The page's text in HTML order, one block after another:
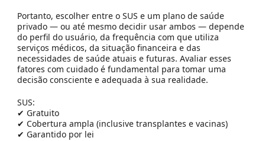
Portanto, escolher entre o SUS e um plano de saúde
privado — ou até mesmo decidir usar ambos — depende
do perfil do usuário, da frequência com que utiliza
serviços médicos, da situação financeira e das
necessidades de saúde atuais e futuras. Avaliar esses
fatores com cuidado é fundamental para tomar uma
decisão consciente e adequada à sua realidade.
SUS:
✔ Gratuito
✔ Cobertura ampla (inclusive transplantes e vacinas)
✔ Garantido por lei